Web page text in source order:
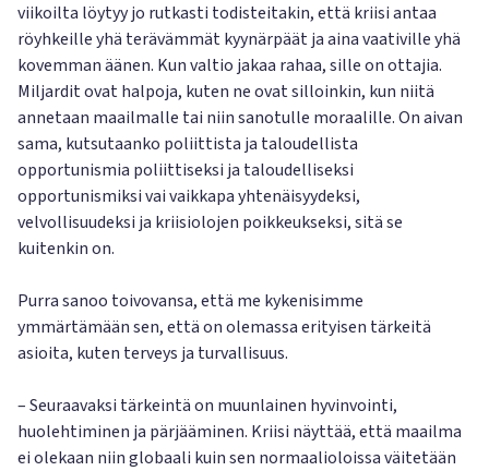
viikoilta löytyy jo rutkasti todisteitakin, että kriisi antaa
röyhkeille yhä terävämmät kyynärpäät ja aina vaativille yhä
kovemman äänen. Kun valtio jakaa rahaa, sille on ottajia.
Miljardit ovat halpoja, kuten ne ovat silloinkin, kun niitä
annetaan maailmalle tai niin sanotulle moraalille. On aivan
sama, kutsutaanko poliittista ja taloudellista
opportunismia poliittiseksi ja taloudelliseksi
opportunismiksi vai vaikkapa yhtenäisyydeksi,
velvollisuudeksi ja kriisiolojen poikkeukseksi, sitä se
kuitenkin on.
Purra sanoo toivovansa, että me kykenisimme
ymmärtämään sen, että on olemassa erityisen tärkeitä
asioita, kuten terveys ja turvallisuus.
– Seuraavaksi tärkeintä on muunlainen hyvinvointi,
huolehtiminen ja pärjääminen. Kriisi näyttää, että maailma
ei olekaan niin globaali kuin sen normaalioloissa väitetään